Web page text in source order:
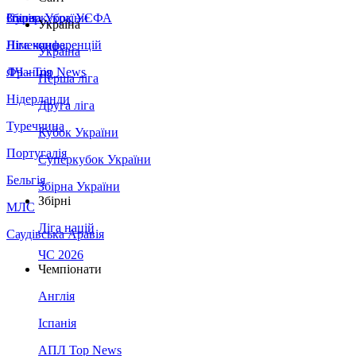
Збірна України
Італія
Німеччина
Франція
Нідерланди
Туреччина
Португалія
Бельгія
МЛС
Саудівська Аравія
Суперкубок УЄФА
Ліга конференцій
ЛЧ - Top News
Україна
Україна
Перша ліга
Друга ліга
Кубок України
Суперкубок України
Збірна України
Збірні
Ліга націй
ЧС 2026
Чемпіонати
Англія
Іспанія
АПЛ Top News